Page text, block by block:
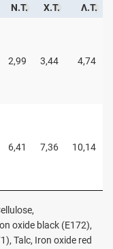
Ν.Τ. Χ.Τ. Λ.Τ.
2,99 3,44 4,74
6,41 7,36 10,14
oxide black (E172),
Talc, Iron oxide red